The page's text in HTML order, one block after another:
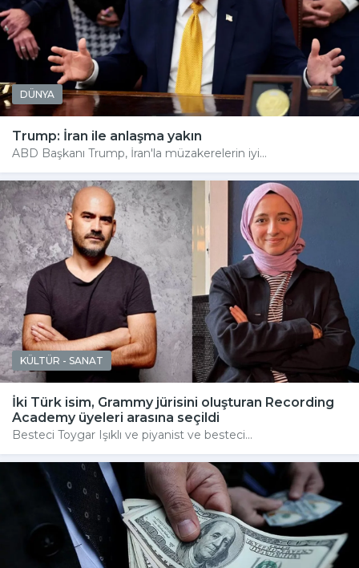
DÜNYA
Trump: İran ile anlaşma yakın
ABD Başkanı Trump, İran'la müzakerelerin iyi...
KÜLTÜR - SANAT
İki Türk isim, Grammy jürisini oluşturan Recording
Academy üyeleri arasına seçildi
Besteci Toygar Işıklı ve piyanist ve besteci...